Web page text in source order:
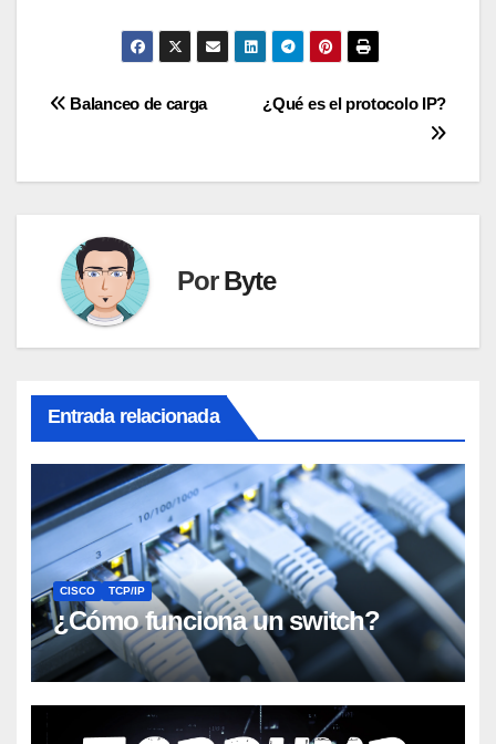
Navegación
¿Qué es el protocolo IP?
Balanceo de carga
PorByte
Entrada relacionada
CISCO TCP/IP
¿Cómo funciona un switch?